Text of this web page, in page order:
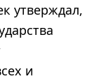
утверждал,
и